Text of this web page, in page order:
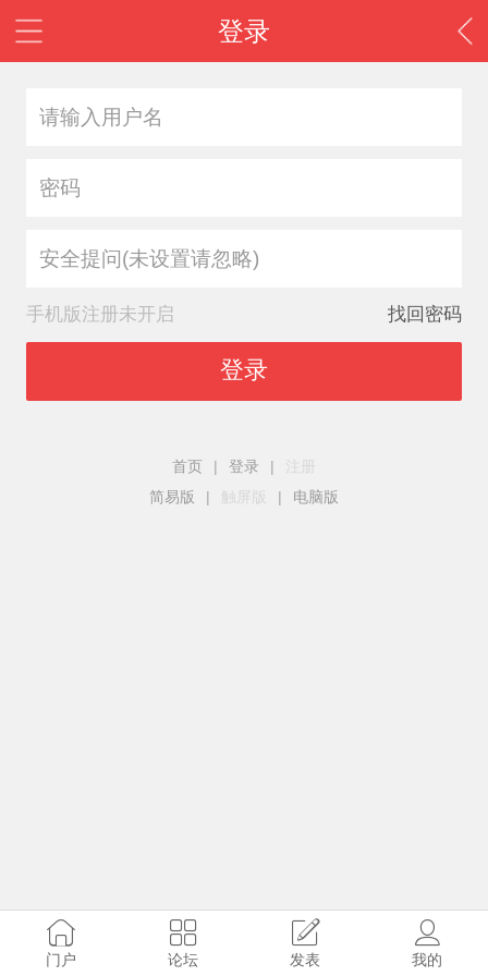
登录
安全提问(未设置请忽略)
手机版注册未开启 找回密码
登录
首页 | 登录 |
注册
简易版
| 触屏版 | 电脑版
门户 论坛 发表 我的